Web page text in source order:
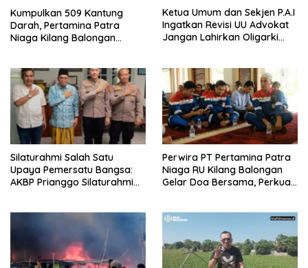
Kumpulkan 509 Kantung
Darah, Pertamina Patra
Niaga Kilang Balongan
Ketua Umum dan Sekjen P.A.I
Ingatkan Revisi UU Advokat
Jangan Lahirkan Oligarki
Silaturahmi Salah Satu
Upaya Pemersatu Bangsa:
AKBP Prianggo Silaturahmi
Perwira PT Pertamina Patra
Niaga RU Kilang Balongan
Gelar Doa Bersama, Perkuat